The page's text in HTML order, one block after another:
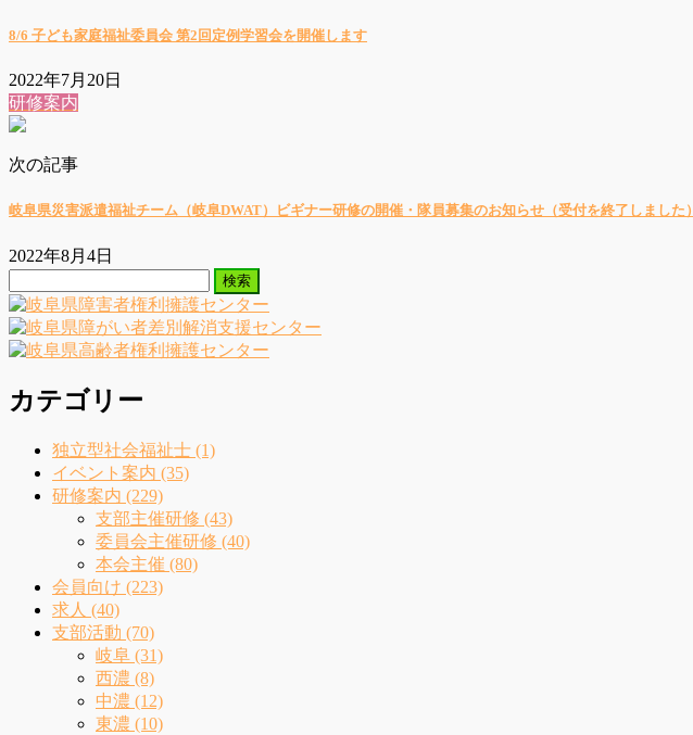
8/6 子ども家庭福祉委員会 第2回定例学習会を開催します
2022年7月20日
研修案内
次の記事
岐阜県災害派遣福祉チーム（岐阜DWAT）ビギナー研修の開催・隊員募集のお知らせ（受付を終了しました）
2022年8月4日
索:
カテゴリー
独立型社会福祉士 (1)
イベント案内 (35)
研修案内 (229)
支部主催研修 (43)
委員会主催研修 (40)
本会主催 (80)
会員向け (223)
求人 (40)
支部活動 (70)
岐阜 (31)
西濃 (8)
中濃 (12)
東濃 (10)